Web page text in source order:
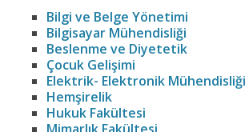
Bilgi ve Belge Yönetimi
Bilgisayar Mühendisliği
Beslenme ve Diyetetik
Çocuk Gelişimi
Elektrik- Elektronik Mühendisliği
Hemşirelik
Hukuk Fakültesi